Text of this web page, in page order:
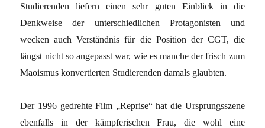
Studierenden liefern einen sehr guten Einblick in die
Denkweise der unterschiedlichen Protagonisten und
wecken auch Verständnis für die Position der CGT, die
längst nicht so angepasst war, wie es manche der frisch zum
Maoismus konvertierten Studierenden damals glaubten.
Der 1996 gedrehte Film „Reprise“ hat die Ursprungsszene
ebenfalls in der kämpferischen Frau, die wohl eine